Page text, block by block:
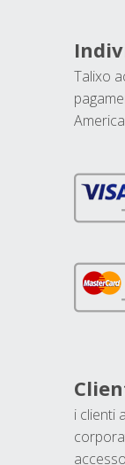
Talixo
i clienti